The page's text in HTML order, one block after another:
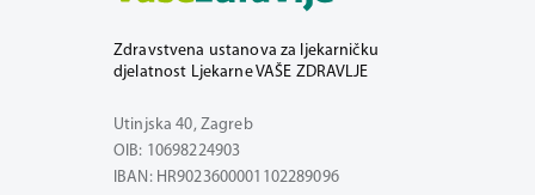
Zdravstvena ustanova za ljekarničku
djelatnost Ljekarne VAŠE ZDRAVLJE
Utinjska 40, Zagreb
OIB: 10698224903
IBAN: HR9023600001102289096